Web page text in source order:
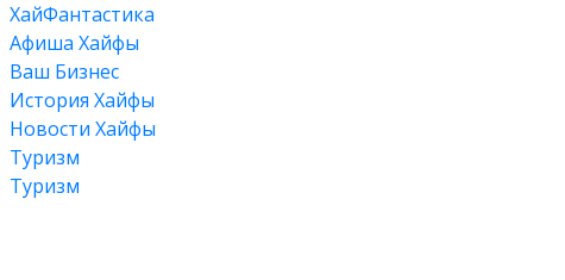
XайФантастика
Афиша Хайфы
Ваш Бизнес
История Хайфы
Новости Хайфы
Туризм
Туризм